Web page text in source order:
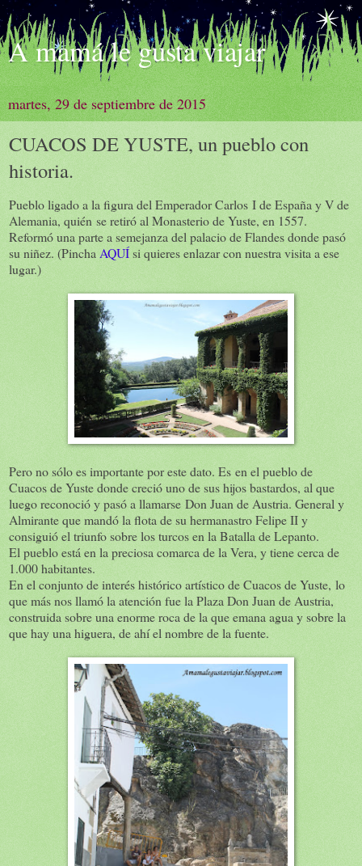
A mamá le gusta viajar
martes, 29 de septiembre de 2015
CUACOS DE YUSTE, un pueblo con
historia.
Pueblo ligado a la figura del Emperador Carlos I de España y V de
Alemania, quién se retiró al Monasterio de Yuste, en 1557.
Reformó una parte a semejanza del palacio de Flandes donde pasó
su niñez. (Pincha AQUÍsi quieres enlazar con nuestra visita a ese
lugar.)
Pero no sólo es importante por este dato. Es en el pueblo de
Cuacos de Yuste donde creció uno de sus hijos bastardos, al que
luego reconoció y pasó a llamarse Don Juan de Austria. General y
Almirante que mandó la flota de su hermanastro Felipe II y
consiguió el triunfo sobre los turcos en la Batalla de Lepanto.
El pueblo está en la preciosa comarca de la Vera, y tiene cerca de
1.000 habitantes.
En el conjunto de interés histórico artístico de Cuacos de Yuste, lo
que más nos llamó la atención fue la Plaza Don Juan de Austria,
construida sobre una enorme roca de la que emana agua y sobre la
que hay una higuera, de ahí el nombre de la fuente.